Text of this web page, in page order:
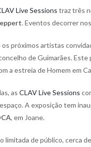
Live Sessions traz três
. Eventos decorrer
os próximos artistas
de Guimarães.
a estreia de Homem em
as CLAV Live Sessions
A exposição tem
, em Joane.
de público, cerca